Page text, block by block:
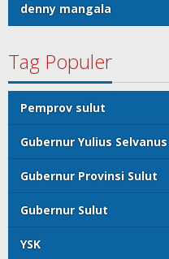
denny mangala
Tag Populer
Pemprov sulut
Gubernur Yulius Selvanus
Gubernur Provinsi Sulut
Gubernur Sulut
YSK